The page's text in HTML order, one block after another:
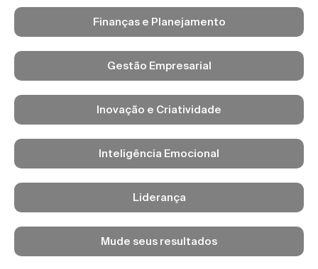
Finanças e Planejamento
Gestão Empresarial
Inovação e Criatividade
Inteligência Emocional
Liderança
Mude seus resultados